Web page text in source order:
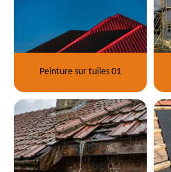
Peinture sur tuiles 01